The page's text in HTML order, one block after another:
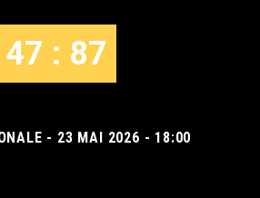
47 : 87
- 23 MAI 2026 - 18:00